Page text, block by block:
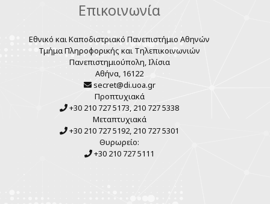
Επικοινωνία
Εθνικό και Καποδιστριακό Πανεπιστήμιο Αθηνών
Τμήμα Πληροφορικής και Τηλεπικοινωνιών
Πανεπιστημιούπολη, Ιλίσια
Αθήνα, 16122
secret@di.uoa.gr
Προπτυχιακά
+30 210 727 5173, 210 727 5338
Μεταπτυχιακά
+30 210 727 5192, 210 727 5301
Θυρωρείο:
+30 210 727 5111